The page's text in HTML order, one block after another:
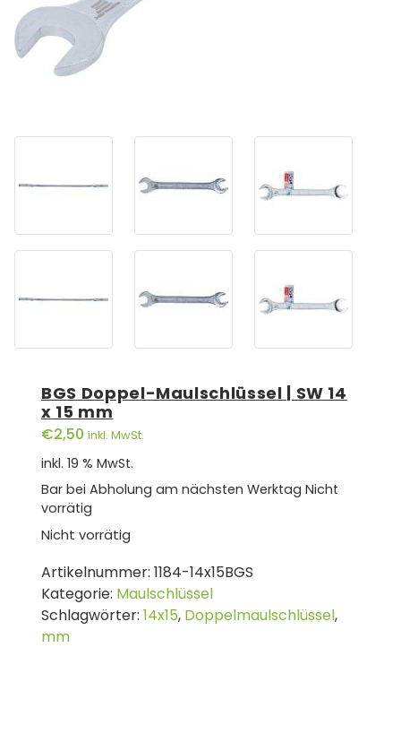
BGS Doppel-Maulschlüssel | SW 14
x 15 mm
€2,50 inkl. MwSt.
inkl. 19 % MwSt.
Bar bei Abholung am nächsten Werktag Nicht
vorrätig
Nicht vorrätig
Artikelnummer: 1184-14x15BGS
Kategorie: Maulschlüssel
Schlagwörter: 14x15, Doppelmaulschlüssel,
mm